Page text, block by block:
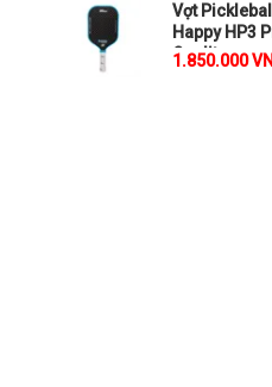
Vợt
Happy HP3
Quality
1.850.000